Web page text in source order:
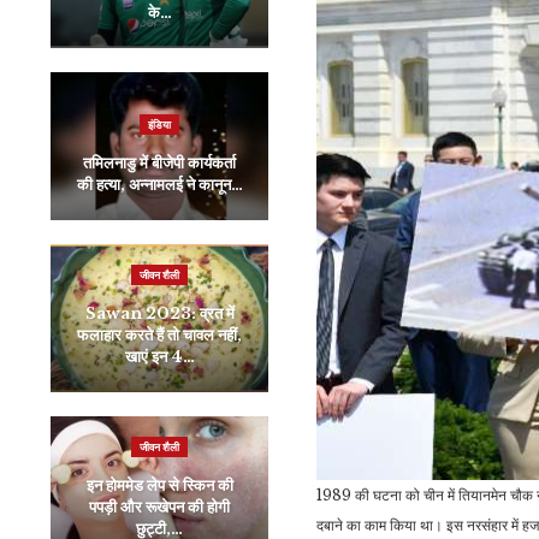
1989 की घटना को चीन में तियानमेन चौक
दबाने का काम किया था। इस नरसंहार में
के…
इंडिया
तमिलनाडु में बीजेपी कार्यकर्ता
की हत्या, अन्नामलई ने कानून…
जीवन शैली
Sawan 2023: व्रत में
फलाहार करते हैं तो चावल नहीं,
खाएं इन 4…
जीवन शैली
इन होममेड लेप से स्किन की
पपड़ी और रूखेपन की होगी
छुट्टी,…
शिव के आंसुओं से बना कुंड,…
इंडिया
India TV ‘She’
Conclave: VLCC की
फाउंडर वंदना…
रौद्योगिकी
Honor ने लॉन्च कर दिया
एक और जबरदस्त फोन, बजट
सेगमेंट में अब…
Bank Holidays In
July 2024 : अगले महीने
कुल 12 दिन बंद रहने…